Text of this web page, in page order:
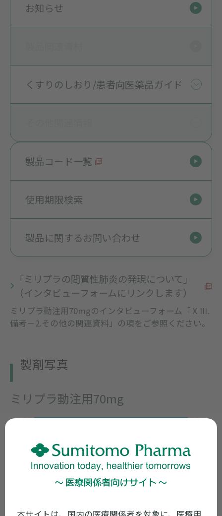
お知らせ
くすりのしおり/患者向医薬品ガイド
製品コード一覧
使用期限検索
製品に関するお問い合わせ
「ミリプラの間質性肺炎の発現について」
（インタビューフォームにリンクします）
ミリプラ動注用70mgのインタビューフォーム「ⅩⅢ.
備考－2.その他の関連資料」の項をご参照ください。
製剤写真
ミリプラ動注用70mg